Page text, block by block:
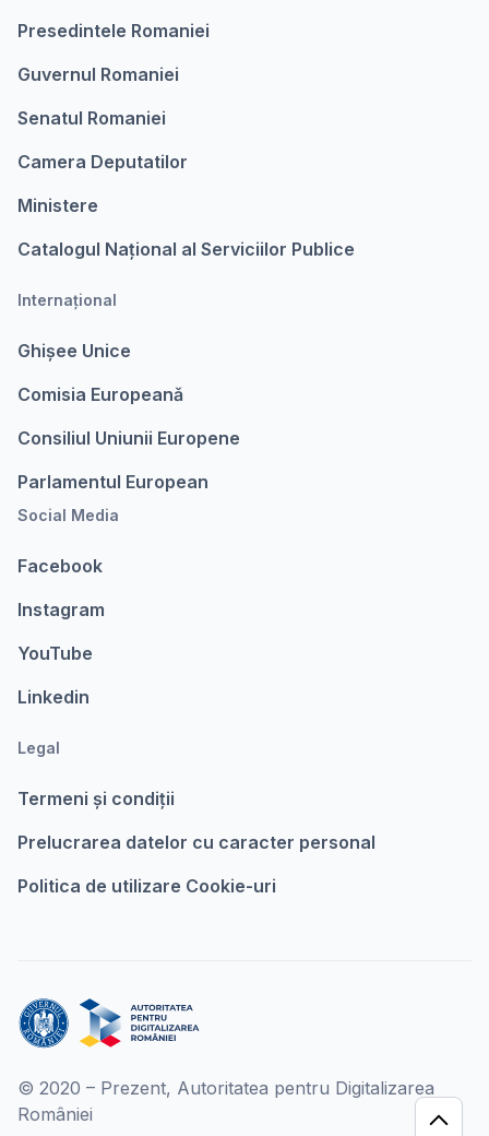
Presedintele Romaniei
Guvernul Romaniei
Senatul Romaniei
Camera Deputatilor
Ministere
Catalogul Național al Serviciilor Publice
Internațional
Ghișee Unice
Comisia Europeanǎ
Consiliul Uniunii Europene
Parlamentul European
Social Media
Facebook
Instagram
YouTube
Linkedin
Legal
Termeni şi condiții
Prelucrarea datelor cu caracter personal
Politica de utilizare Cookie-uri
© 2020 – Prezent, Autoritatea pentru Digitalizarea
României